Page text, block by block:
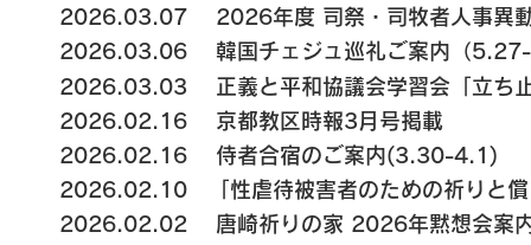
2026.03.07 2026年度 司祭・司牧者人事異
2026.03.06 韓国チェジュ巡礼ご案内（
2026.03.03 正義と平和協議会学習会「立
2026.02.16 京都教区時報3月号掲載
2026.02.16 侍者合宿のご案内(3.30-4.1)
2026.02.10
「性虐待被害者のための祈りと
2026.02.02 唐崎祈りの家 2026年黙想会案